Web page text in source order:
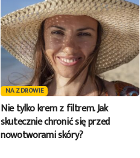
NA ZDROWIE
Nie tylko krem z filtrem. Jak
skutecznie chronić się przed
nowotworami skóry?